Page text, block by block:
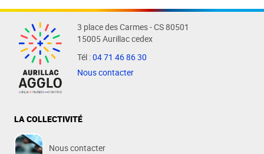
3 place des Carmes - CS 80501
15005 Aurillac cedex
Tél :04 71 46 86 30
Nous contacter
LA COLLECTIVITÉ
Nous contacter